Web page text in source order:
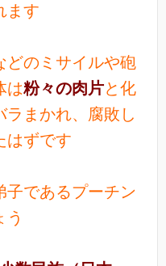
ます
どのミサイルや砲
は粉々の肉片と化
ラまかれ、腐敗し
はずです
子であるプーチン
う